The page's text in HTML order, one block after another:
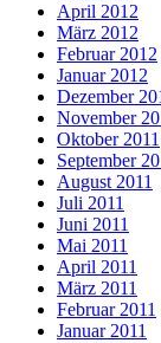
April 2012
März 2012
Februar 2012
Januar 2012
Dezember
November
Oktober 2011
September
August 2011
Juli 2011
Juni 2011
Mai 2011
April 2011
März 2011
Februar 2011
Januar 2011